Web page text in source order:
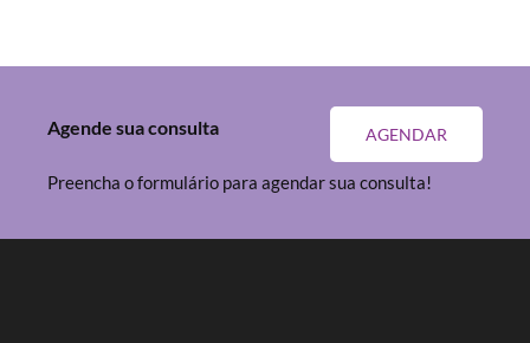
AGENDAR
Agende sua consulta
Preencha o formulário para agendar sua consulta!